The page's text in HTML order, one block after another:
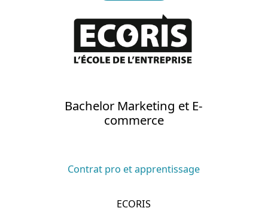
Bachelor Marketing et E-
commerce
Contrat pro et apprentissage
ECORIS